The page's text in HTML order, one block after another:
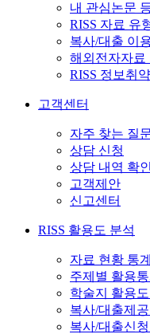
내 관심논문
RISS 자료 유
복사/대출 이
해외전자자료
RISS 정보취
고객센터
자주 찾는 질
상담 신청
상담 내역 확인
고객제안
신고센터
RISS 활용도 분석
자료 현황 통계
주제별 활용
학술지 활용
복사/대출제
복사/대출신